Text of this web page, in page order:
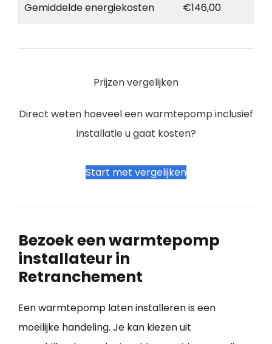
Gemiddelde energiekosten €146,00
Prijzen vergelijken
Direct weten hoeveel een warmtepomp inclusief
installatie u gaat kosten?
Start met vergelijken
Bezoek een warmtepomp
installateur in
Retranchement
Een warmtepomp laten installeren is een
moeilijke handeling. Je kan kiezen uit